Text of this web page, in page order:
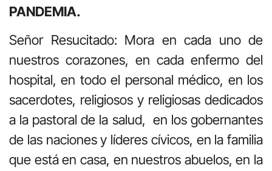
PANDEMIA.
Señor Resucitado: Mora en cada uno de
nuestros corazones, en cada enfermo del
hospital, en todo el personal médico, en los
sacerdotes, religiosos y religiosas dedicados
a la pastoral de la salud, en los gobernantes
de las naciones y líderes cívicos, en la familia
que está en casa, en nuestros abuelos, en la